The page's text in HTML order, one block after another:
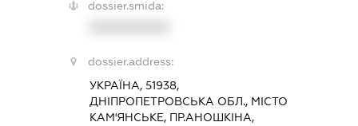
dossier.smida:
dossier.address:
УКРАЇНА, 51938,
ДНІПРОПЕТРОВСЬКА ОБЛ., МІСТО
КАМ'ЯНСЬКЕ, ПР.АНОШКІНА,